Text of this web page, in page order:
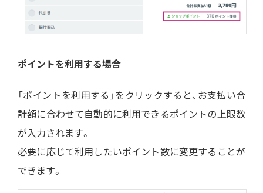
ポイントを利用する場合
「ポイントを利用する」をクリックすると、お支払い合
計額に合わせて自動的に利用できるポイントの上限数
が入力されます。
必要に応じて利用したいポイント数に変更することが
できます。